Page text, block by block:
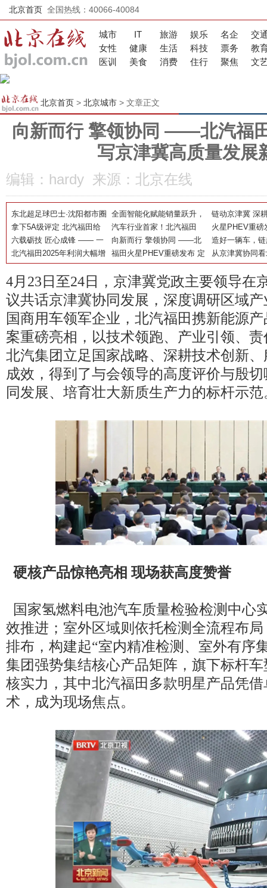
北京首页 全国热线：40066-40084
城市 IT 旅游 娱乐 名企
交
女性
健康 生活 科技 票务
教
医训
美食 消费 住行 聚焦 文
北京首页> 北京城市> 文章正文
向新而行 擎领协同 ——北汽福
写京津冀高质量发展
编辑：hardy 来源：北京在线
东北超足球巴士·沈阳都市圈
球迷专线上线！北汽福田助
力书写文体旅融合新篇章
全面智能化赋能销量跃升，
北汽福田5月产销再攀高峰
链动京津冀 深
范式——北汽福
产力赋能边疆
拿下5A级评定 北汽福田给
汽车两化转型立了一把尺
汽车行业首家！北汽福田
获“两化融合管理体系”与 “数
字化转型管理体系”5A级评
定
火星PHEV重磅
义全尺寸电混
六载砺技 匠心成锋 —— 一
名青年工匠的蝶变
向新而行 擎领协同 ——北
汽福田以新质生产力书写京
津冀高质量发展新篇章
造好一辆车，
——北汽福田的
北汽福田2025年利润大幅增
长，“新能源+重卡+出口”三
驾马车领跑商用车
福田火星PHEV重磅发布 定
义全尺寸电混皮卡新标杆
从京津冀协同
——一场“超时”
量发展答卷
4月23日至24日，京津冀党政主要领导在
议共话京津冀协同发展，深度调研区域
国商用车领军企业，北汽福田携新能源
案重磅亮相，以技术领跑、产业引领、
北汽集团立足国家战略、深耕技术创新
成效，得到了与会领导的高度评价与殷
同发展、培育壮大新质生产力的标杆示范
硬核产品惊艳亮相 现场获高度赞誉
国家氢燃料电池汽车质量检验检测中心
效推进；室外区域则依托检测全流程布
排布，构建起“室内精准检测、室外有序
集团强势集结核心产品矩阵，旗下标杆
核实力，其中北汽福田多款明星产品凭
术，成为现场焦点。